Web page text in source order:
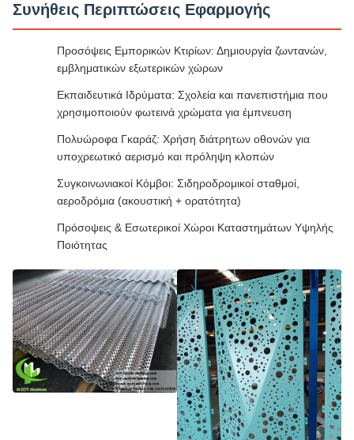
Συνήθεις Περιπτώσεις Εφαρμογής
Προσόψεις Εμπορικών Κτιρίων: Δημιουργία ζωντανών,
εμβληματικών εξωτερικών χώρων
Εκπαιδευτικά Ιδρύματα: Σχολεία και πανεπιστήμια που
χρησιμοποιούν φωτεινά χρώματα για έμπνευση
Πολυώροφα Γκαράζ: Χρήση διάτρητων οθονών για
υποχρεωτικό αερισμό και πρόληψη κλοπών
Συγκοινωνιακοί Κόμβοι: Σιδηροδρομικοί σταθμοί,
αεροδρόμια (ακουστική + ορατότητα)
Πρόσοψεις & Εσωτερικοί Χώροι Καταστημάτων Υψηλής
Ποιότητας